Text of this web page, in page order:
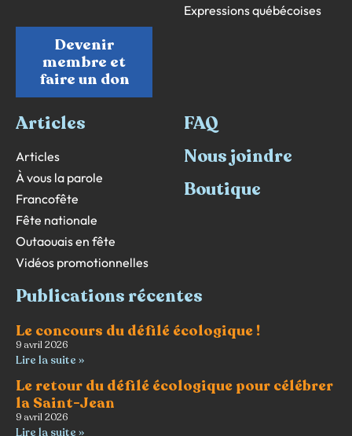
Devenir
membre et
faire un don
Expressions québécoises
Articles
Articles
À vous la parole
Francofête
Fête nationale
Outaouais en fête
Vidéos promotionnelles
FAQ
Nous joindre
Boutique
Publications récentes
Le concours du défilé écologique !
9 avril 2026
Lire la suite »
Le retour du défilé écologique pour célébrer
la Saint-Jean
9 avril 2026
Lire la suite »